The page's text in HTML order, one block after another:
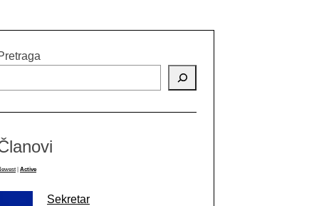
Active
Sekretar